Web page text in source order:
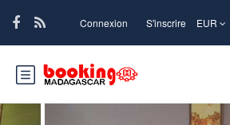
Connexion S'inscrire EUR